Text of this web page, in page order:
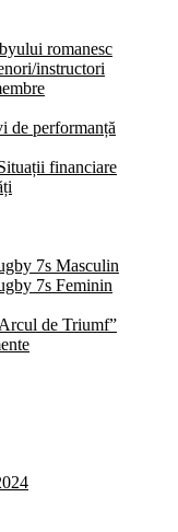
romanesc
instructori
de performanță
financiare
7s Masculin
7s Feminin
de Triumf”